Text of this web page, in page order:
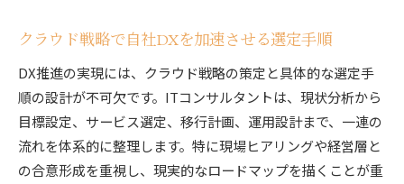
クラウド戦略で自社DXを加速させる選定手順
DX推進の実現には、クラウド戦略の策定と具体的な選定手
順の設計が不可欠です。ITコンサルタントは、現状分析から
目標設定、サービス選定、移行計画、運用設計まで、一連の
流れを体系的に整理します。特に現場ヒアリングや経営層と
の合意形成を重視し、現実的なロードマップを描くことが重